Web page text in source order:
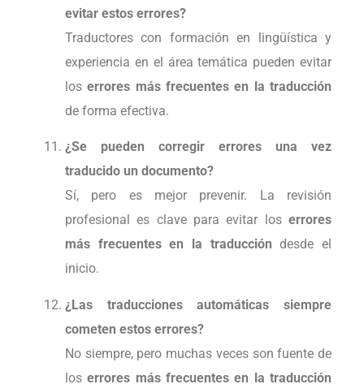
evitar estos errores?
Traductores con formación en lingüística y
experiencia en el área temática pueden evitar
loserrores más frecuentes en la traducción
de forma efectiva.
¿Se pueden corregir errores una vez
traducido un documento?
Sí, pero es mejor prevenir. La revisión
profesional es clave para evitar los errores
más frecuentes en la traducción desde el
inicio.
¿Las traducciones automáticas siempre
cometen estos errores?
No siempre, pero muchas veces son fuente de
loserrores más frecuentes en la traducción